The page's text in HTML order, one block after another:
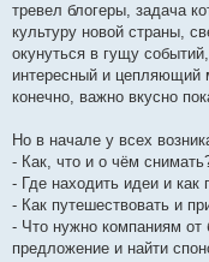
л
е
н
я
тревел блогеры, задача
культуру новой страны,
окунуться в гущу
интересный и цепляющий
конечно, важно вкусно
Но в начале у всех
- Как, что и о чём
- Где находить идеи и как
- Как путешествовать и
- Что нужно компаниям от
предложение и найти